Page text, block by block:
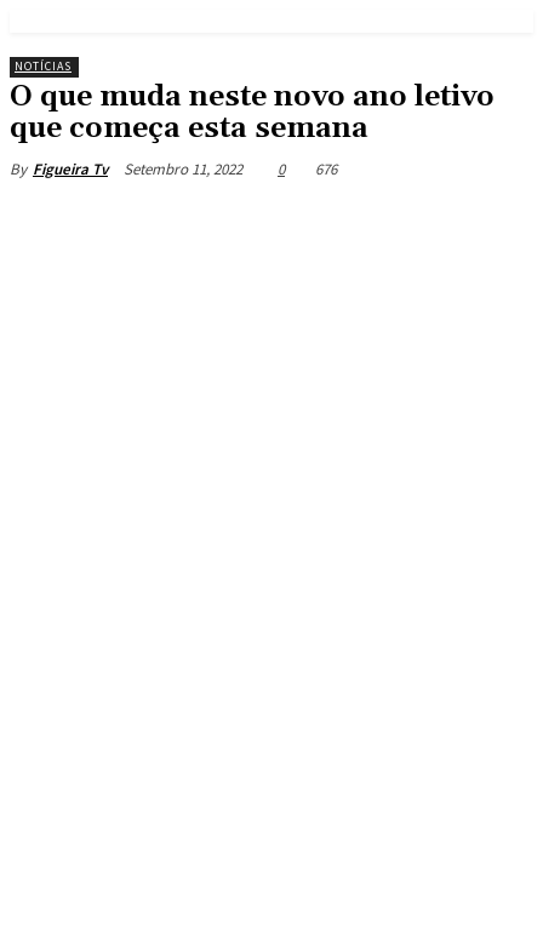
NOTÍCIAS
O que muda neste novo ano letivo
que começa esta semana
By Figueira Tv Setembro 11, 2022 0 676